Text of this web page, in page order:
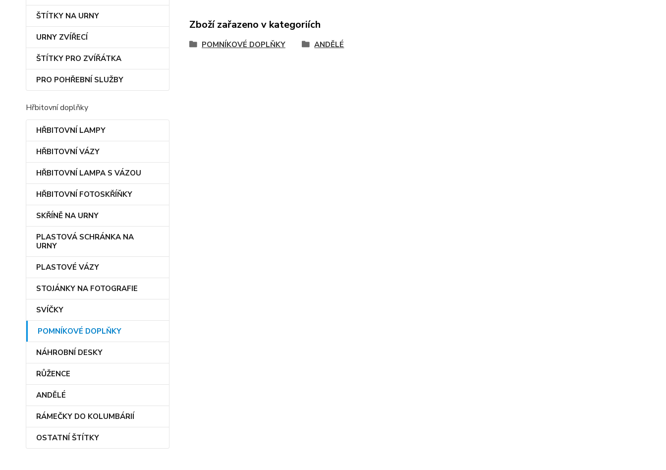
ŠTÍTKY NA URNY
URNY ZVÍŘECÍ
ŠTÍTKY PRO ZVÍŘÁTKA
PRO POHŘEBNÍ SLUŽBY
Hřbitovní doplňky
HŘBITOVNÍ LAMPY
HŘBITOVNÍ VÁZY
HŘBITOVNÍ LAMPA S VÁZOU
HŘBITOVNÍ FOTOSKŘÍŇKY
SKŘÍNĚ NA URNY
PLASTOVÁ SCHRÁNKA NA
URNY
PLASTOVÉ VÁZY
STOJÁNKY NA FOTOGRAFIE
SVÍČKY
POMNÍKOVÉ DOPLŇKY
NÁHROBNÍ DESKY
RŮŽENCE
ANDĚLÉ
RÁMEČKY DO KOLUMBÁRIÍ
OSTATNÍ ŠTÍTKY
Zboží zařazeno v kategoriích
POMNÍKOVÉ DOPLŇKY ANDĚLÉ